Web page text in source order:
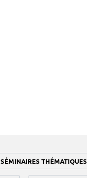
SÉMINAIRES THÉMATIQUES